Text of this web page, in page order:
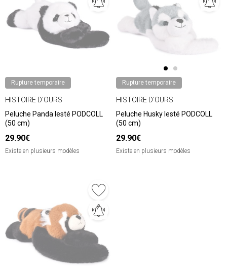
Rupture temporaire
HISTOIRE D'OURS
Peluche Panda lesté PODCOLL
(50 cm)
29.90€
Existe en plusieurs modèles
Rupture temporaire
HISTOIRE D'OURS
Peluche Husky lesté PODCOLL
(50 cm)
29.90€
Existe en plusieurs modèles